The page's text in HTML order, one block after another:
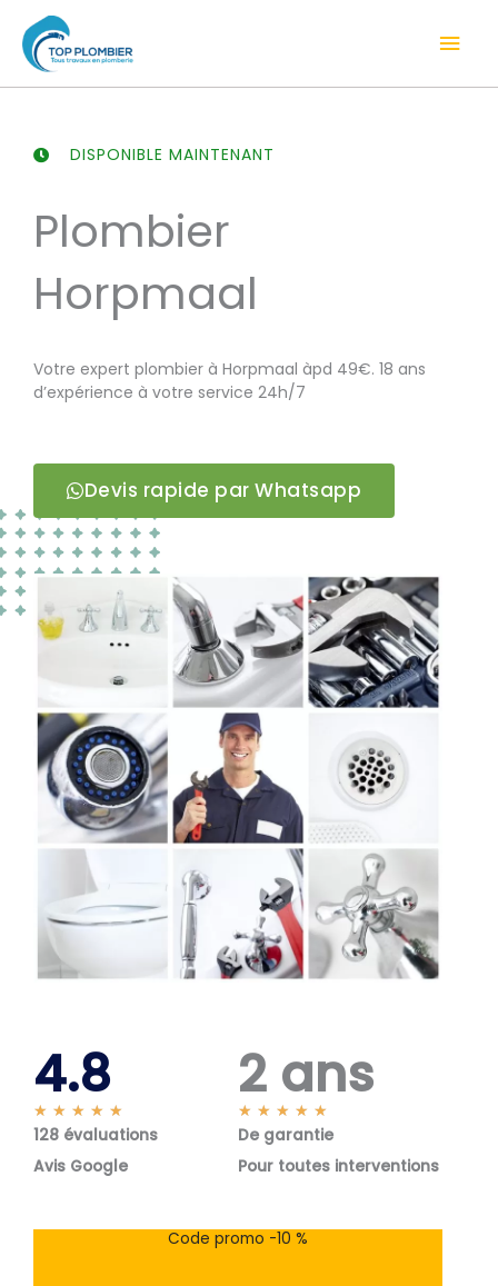
contenu
DISPONIBLE MAINTENANT
Plombier
Horpmaal
Votre expert plombier à Horpmaal àpd 49€. 18 ans
d’expérience à votre service 24h/7
Devis rapide par Whatsapp
4.8
★ ★ ★ ★ ★
o
s
128 évaluations
Avis Google
2 ans
★ ★ ★ ★ ★
o
s
De garantie
Pour toutes interventions
Code promo -10 %